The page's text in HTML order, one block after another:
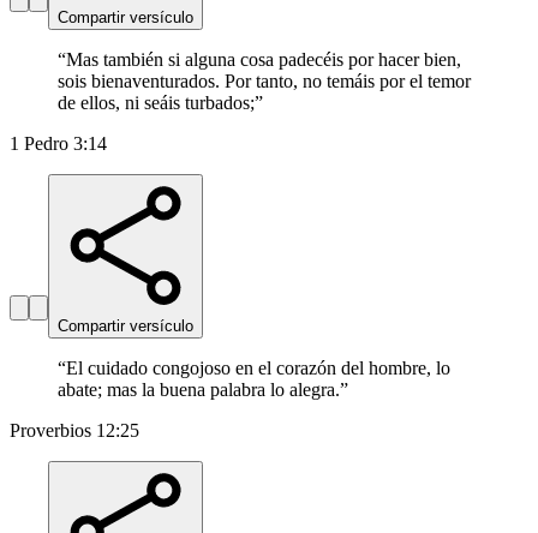
Compartir versículo
“Mas también si alguna cosa padecéis por hacer bien,
sois bienaventurados. Por tanto, no temáis por el temor
de ellos, ni seáis turbados;”
1 Pedro 3:14
Compartir versículo
“El cuidado congojoso en el corazón del hombre, lo
abate; mas la buena palabra lo alegra.”
Proverbios 12:25